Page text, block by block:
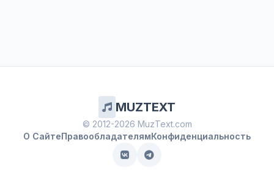
MUZTEXT
© 2012-2026 MuzText.com
О СайтеПравообладателямКонфиденциальность